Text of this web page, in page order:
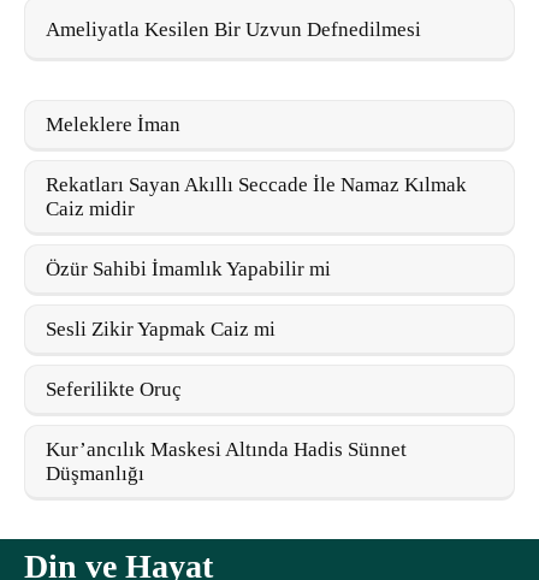
Ameliyatla Kesilen Bir Uzvun Defnedilmesi
Meleklere İman
Rekatları Sayan Akıllı Seccade İle Namaz Kılmak
Caiz midir
Özür Sahibi İmamlık Yapabilir mi
Sesli Zikir Yapmak Caiz mi
Seferilikte Oruç
Kur’ancılık Maskesi Altında Hadis Sünnet
Düşmanlığı
Din ve Hayat